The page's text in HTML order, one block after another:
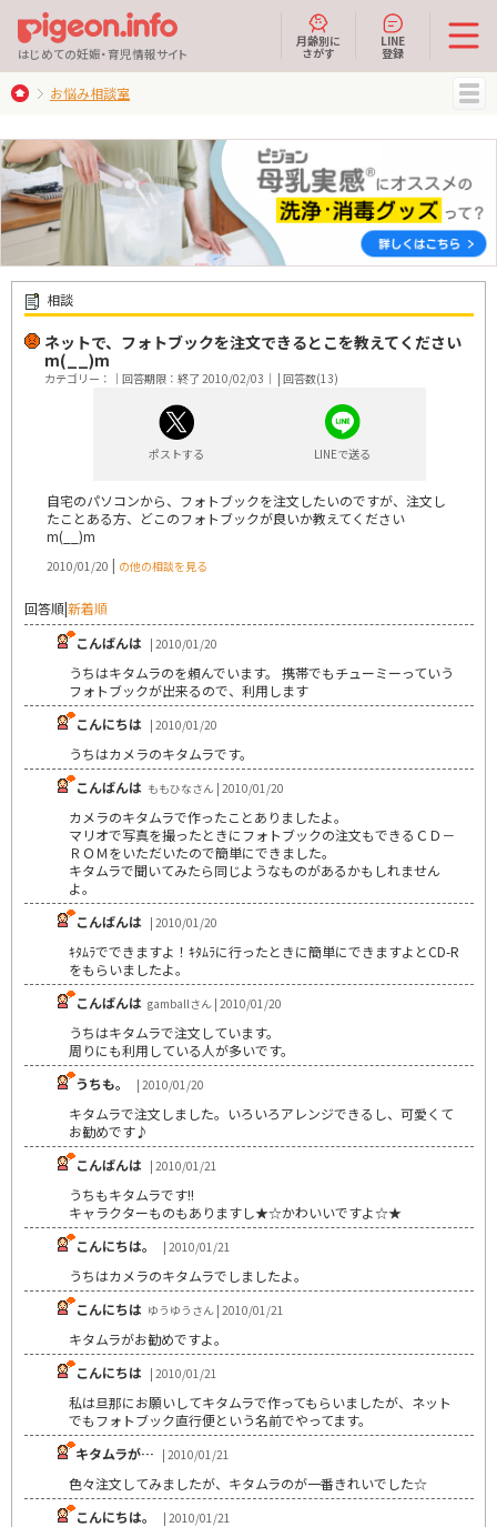
はじめての妊娠・育児情報サイト
月齢別に
さがす
LINE
登録
お悩み相談室
相談
ネットで、フォトブックを注文できるとこを教えてください
m(__)m
カテゴリー：｜回答期限：終了 2010/02/03｜ | 回答数(13)
ポストする LINEで送る
自宅のパソコンから、フォトブックを注文したいのですが、注文し
たことある方、どこのフォトブックが良いか教えてください
m(__)m
2010/01/20 | の他の相談を見る
回答順|新着順
こんばんは | 2010/01/20
うちはキタムラのを頼んでいます。 携帯でもチューミーっていう
フォトブックが出来るので、利用します
こんにちは | 2010/01/20
うちはカメラのキタムラです。
こんばんは ももひなさん | 2010/01/20
カメラのキタムラで作ったことありましたよ。
マリオで写真を撮ったときにフォトブックの注文もできるＣＤ－
ＲＯＭをいただいたので簡単にできました。
キタムラで聞いてみたら同じようなものがあるかもしれません
よ。
こんばんは | 2010/01/20
ｷﾀﾑﾗでできますよ！ｷﾀﾑﾗに行ったときに簡単にできますよとCD-R
をもらいましたよ。
こんばんは gamballさん | 2010/01/20
うちはキタムラで注文しています。
周りにも利用している人が多いです。
うちも。
| 2010/01/20
キタムラで注文しました。いろいろアレンジできるし、可愛くて
お勧めです♪
こんばんは | 2010/01/21
うちもキタムラです!!
キャラクターものもありますし★☆かわいいですよ☆★
こんにちは。
| 2010/01/21
うちはカメラのキタムラでしましたよ。
こんにちは ゆうゆうさん | 2010/01/21
キタムラがお勧めですよ。
こんにちは | 2010/01/21
私は旦那にお願いしてキタムラで作ってもらいましたが、ネット
でもフォトブック直行便という名前でやってます。
キタムラが… | 2010/01/21
色々注文してみましたが、キタムラのが一番きれいでした☆
こんにちは。
| 2010/01/21